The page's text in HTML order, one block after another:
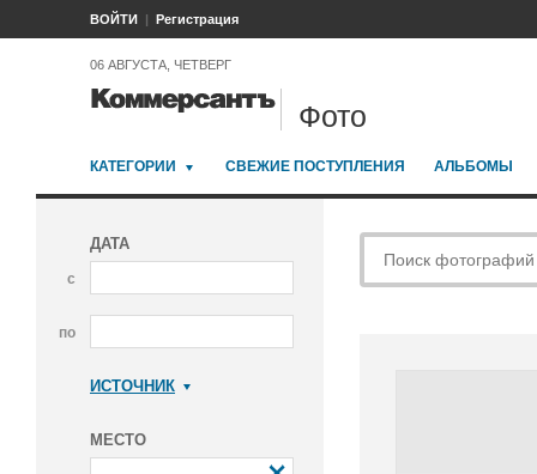
ВОЙТИ Регистрация
06 АВГУСТА, ЧЕТВЕРГ
Фото
КАТЕГОРИИ СВЕЖИЕ ПОСТУПЛЕНИЯ АЛЬБОМЫ
ДАТА
с
по
ИСТОЧНИК
МЕСТО